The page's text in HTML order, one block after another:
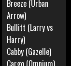
Breeze (Urban
Arrow)
Bullitt (Larry vs
Harry)
Cabby (Gazelle)
Cargo (Omnium)